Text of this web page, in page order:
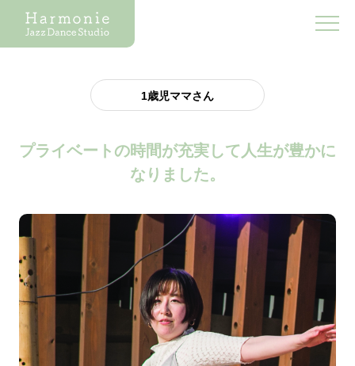
1歳児ママさん
プライベートの時間が充実して人生が豊かに
なりました。